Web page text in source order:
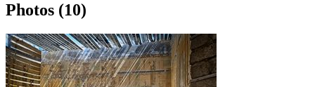
Photos (10)